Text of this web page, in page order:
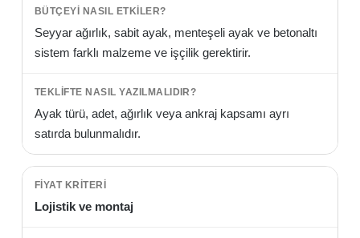
Seyyar ağırlık, sabit ayak, menteşeli ayak ve betonaltı
sistem farklı malzeme ve işçilik gerektirir.
Ayak türü, adet, ağırlık veya ankraj kapsamı ayrı
satırda bulunmalıdır.
Lojistik ve montaj